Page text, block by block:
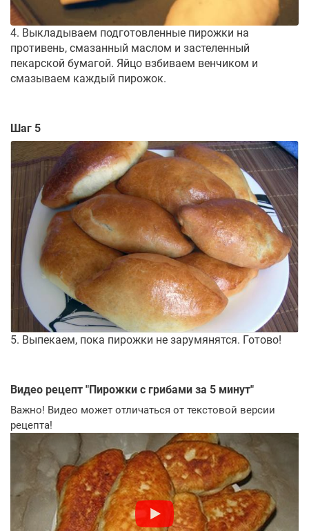
4. Выкладываем подготовленные пирожки на
противень, смазанный маслом и застеленный
пекарской бумагой. Яйцо взбиваем венчиком и
смазываем каждый пирожок.
Шаг 5
5. Выпекаем, пока пирожки не зарумянятся. Готово!
Видео рецепт "Пирожки с грибами за 5 минут"
Важно! Видео может отличаться от текстовой версии
рецепта!